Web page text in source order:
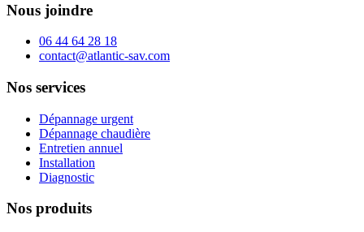
Nous joindre
06 44 64 28 18
contact@atlantic-sav.com
Nos services
Dépannage urgent
Dépannage chaudière
Entretien annuel
Installation
Diagnostic
Nos produits